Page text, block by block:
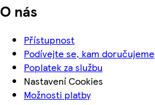
O nás
Přístupnost
Podívejte se, kam doručujeme
Poplatek za službu
Nastavení Cookies
Možnosti platby